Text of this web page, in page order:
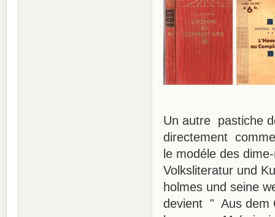
Un autre pastiche
directement
le modéle des
Volksliteratur und
holmes und seine
devient " Aus dem